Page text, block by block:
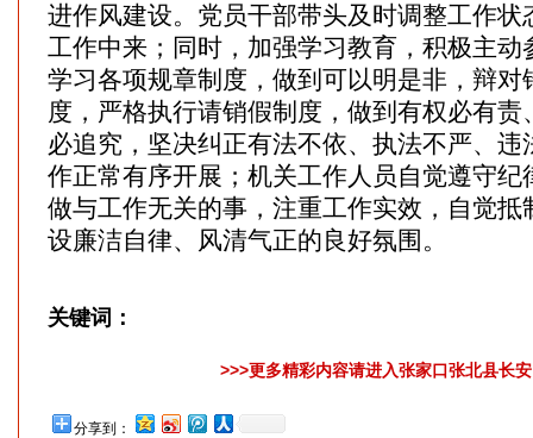
进作风建设。党员干部带头及时调整工作状
工作中来；同时，加强学习教育，积极主动
学习各项规章制度，做到可以明是非，辩对
度，严格执行请销假制度，做到有权必有责
必追究，坚决纠正有法不依、执法不严、违
作正常有序开展；机关工作人员自觉遵守纪
做与工作无关的事，注重工作实效，自觉抵
设廉洁自律、风清气正的良好氛围。
关键词：
>>>更多精彩内容请进入张家口张北县长
分享到：